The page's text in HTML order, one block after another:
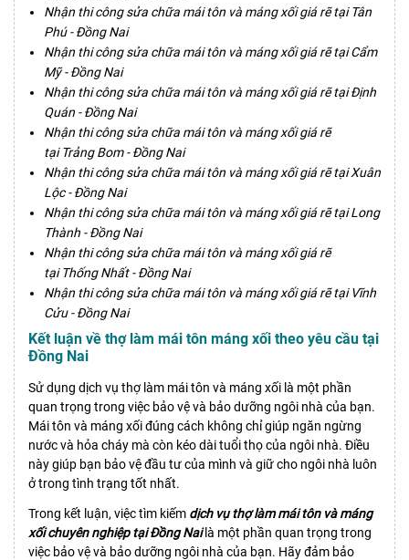
Nhận thi công sửa chữa mái tôn và máng xối giá rẽ tại Tân
Phú - Đồng Nai
Nhận thi công sửa chữa mái tôn và máng xối giá rẽ tại Cẩm
Mỹ‎‎ - Đồng Nai
Nhận thi công sửa chữa mái tôn và máng xối giá rẽ tại Định
Quán‎ - Đồng Nai
Nhận thi công sửa chữa mái tôn và máng xối giá rẽ
tại Trảng Bom‎ - Đồng Nai
Nhận thi công sửa chữa mái tôn và máng xối giá rẽ tại Xuân
Lộc‎ - Đồng Nai
Nhận thi công sửa chữa mái tôn và máng xối giá rẽ tại Long
Thành‎ - Đồng Nai
Nhận thi công sửa chữa mái tôn và máng xối giá rẽ
tại Thống Nhất‎ - Đồng Nai
Nhận thi công sửa chữa mái tôn và máng xối giá rẽ tại Vĩnh
Cửu‎ - Đồng Nai
Kết luận về thợ làm mái tôn máng xối theo yêu cầu tại
Đồng Nai
Sử dụng dịch vụ thợ làm mái tôn và máng xối là một phần
quan trọng trong việc bảo vệ và bảo dưỡng ngôi nhà của bạn.
Mái tôn và máng xối đúng cách không chỉ giúp ngăn ngừng
nước và hỏa cháy mà còn kéo dài tuổi thọ của ngôi nhà. Điều
này giúp bạn bảo vệ đầu tư của mình và giữ cho ngôi nhà luôn
ở trong tình trạng tốt nhất.
Trong kết luận, việc tìm kiếm dịch vụ thợ làm mái tôn và máng
xối chuyên nghiệp tại Đồng Nailà một phần quan trọng trong
việc bảo vệ và bảo dưỡng ngôi nhà của bạn. Hãy đảm bảo